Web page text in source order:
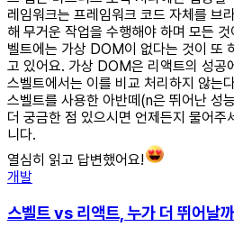
레임워크는 프레임워크 코드 자체를 브
해 무거운 작업을 수행해야 하며 모든
벨트에는 가상 DOM이 없다는 것이 또
고 있어요. 가상 DOM은 리액트의 성공
스벨트에서는 이를 비교 처리하지 않는
스벨트를 사용한 아반떼(n은 뛰어난 성
더 궁금한 점 있으시면 언제든지 물어주
니다.
열심히 읽고 답변했어요!
개발
스벨트 vs 리액트, 누가 더 뛰어날